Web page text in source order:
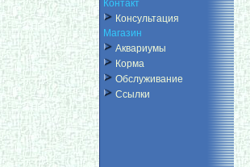
Контакт
Консультация
Магазин
Аквариумы
Корма
Обслуживание
Ссылки